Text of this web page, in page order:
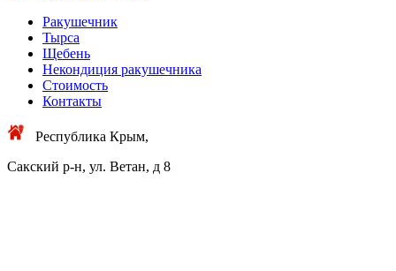
Ракушечник
Тырса
Щебень
Некондиция ракушечника
Стоимость
Контакты
Республика Крым,
Сакский р-н, ул. Ветан, д 8